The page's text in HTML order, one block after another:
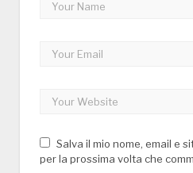
Salva il mio nome, email e
per la prossima volta che